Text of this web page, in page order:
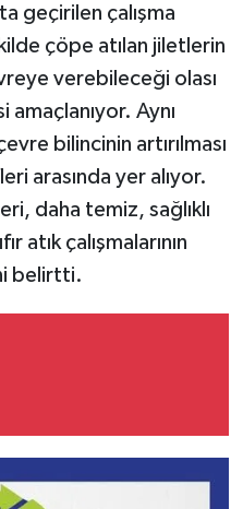
geçirilen çalışma
çöpe atılan jiletlerin
verebileceği olası
amaçlanıyor. Aynı
bilincinin artırılması
arasında yer alıyor.
daha temiz, sağlıklı
atık çalışmalarının
belirtti.